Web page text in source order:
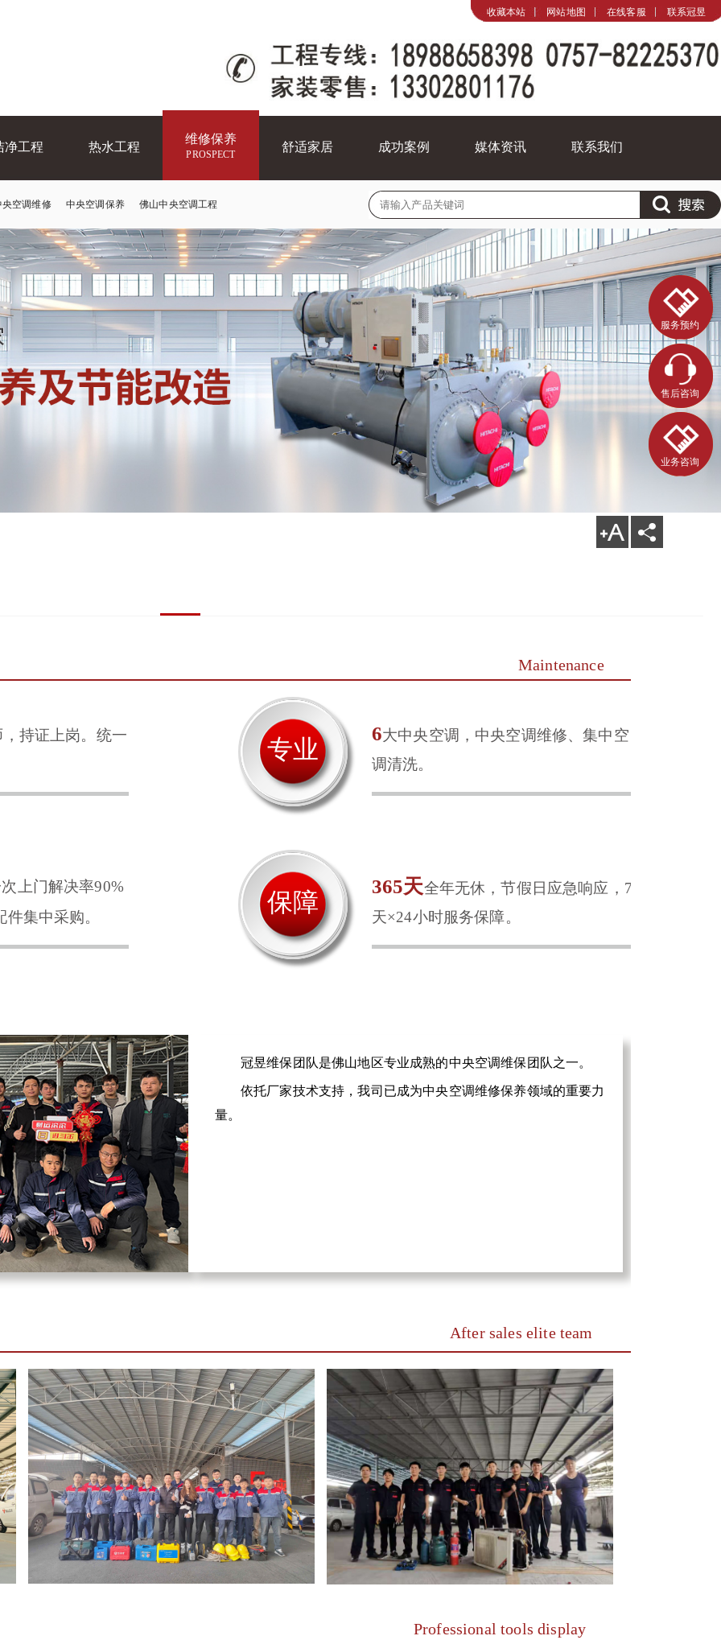
收藏本站 网站地图 在线客服 联系冠昱
净工程
净工程
热水工程
热水工程
维修保养
维修保养
PROSPECT
舒适家居 成功案例
成功案例
媒体资讯 联系我们
央空调维修 中央空调保养 佛山中央空调工程
Maintenance
持证上岗。统一 专业
6大中央空调，中央空调维修、集中空
调清洗。
上门解决率90%
件集中采购。
保障
365天全年无休，节假日应急响应，7
天×24小时服务保障。
冠昱维保团队是佛山地区专业成熟的中央空调维保团队之一。
依托厂家技术支持，我司已成为中央空调维修保养领域的重要力
量。
After sales elite team
Professional tools display
服务预约
售后咨询
业务咨询